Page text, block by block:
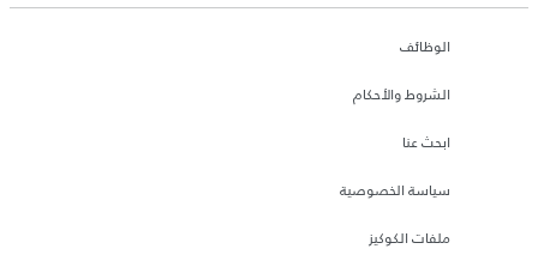
الوظائف
الشروط والأحكام
ابحث عنا
سياسة الخصوصية
ملفات الكوكيز